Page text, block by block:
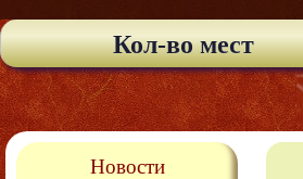
Кол-во мест
Новости